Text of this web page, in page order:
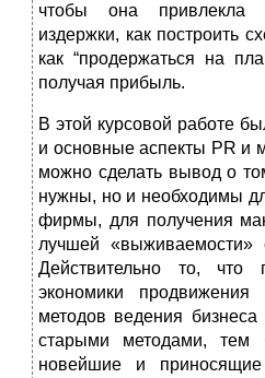
чтобы она привлекла
издержки, как построить
как “продержаться на
получая прибыль.
В этой курсовой работе
и основные аспекты PR и
можно сделать вывод о
нужны, но и необходимы
фирмы, для получения
лучшей «выживаемости»
Действительно то, что
экономики
методов ведения
старыми методами, тем
новейшие и